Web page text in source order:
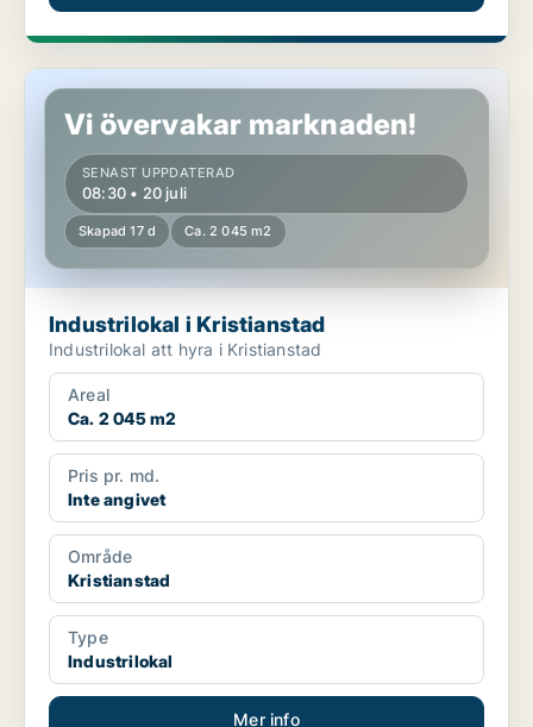
Industrilokal i Kristianstad
Vi övervakar marknaden!
SENAST UPPDATERAD
08:30 • 20 juli
Skapad 17 d Ca. 2 045 m2
Industrilokal i Kristianstad
Industrilokal att hyra i Kristianstad
Areal
Ca. 2 045 m2
Pris pr. md.
Inte angivet
Område
Kristianstad
Type
Industrilokal
Mer info